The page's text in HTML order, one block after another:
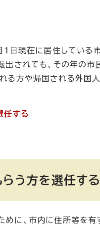
1日現在に居住してい
されても、その年の市
る方や帰国される外国
任する
う方を選任する
に、市内に住所等を